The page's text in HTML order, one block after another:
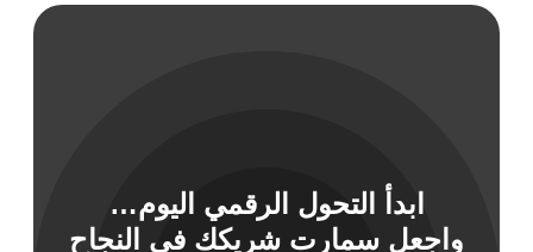
المعلومات
ابدأ التحول الرقمي اليوم…
واجعل سمارت شريكك في النجاح